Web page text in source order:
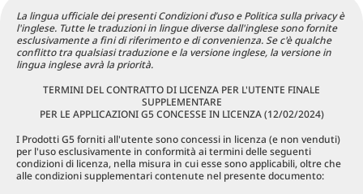
La lingua ufficiale dei presenti Condizioni d’uso e Politica sulla privacy è
l'inglese. Tutte le traduzioni in lingue diverse dall'inglese sono fornite
esclusivamente a fini di riferimento e di convenienza. Se c'è qualche
conflitto tra qualsiasi traduzione e la versione inglese, la versione in
lingua inglese avrà la priorità.
TERMINI DEL CONTRATTO DI LICENZA PER L'UTENTE FINALE
SUPPLEMENTARE
PER LE APPLICAZIONI G5 CONCESSE IN LICENZA (12/02/2024)
I Prodotti G5 forniti all'utente sono concessi in licenza (e non venduti)
per l'uso esclusivamente in conformità ai termini delle seguenti
condizioni di licenza, nella misura in cui esse sono applicabili, oltre che
alle condizioni supplementari contenute nel presente documento: